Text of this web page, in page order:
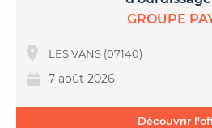
GROUPE
LES VANS (07140)
7 août 2026
Découvrir